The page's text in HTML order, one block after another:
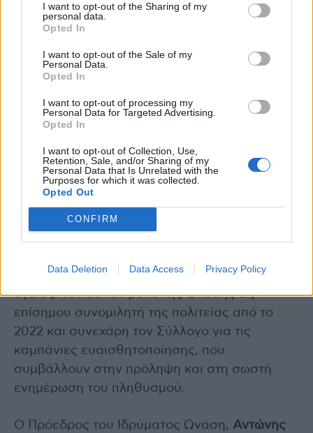
I want to opt-out of the Sharing of my
personal data.
Opted In
I want to opt-out of the Sale of my
Personal Data.
Opted In
I want to opt-out of processing my
Personal Data for Targeted Advertising.
Opted In
I want to opt-out of Collection, Use,
Retention, Sale, and/or Sharing of my
Personal Data that Is Unrelated with the
Purposes for which it was collected.
Opted Out
CONFIRM
Data Deletion Data Access Privacy Policy
αποτελούν ένα εξαιρετικό εργαλείο που μας
επιτρέπει να απαντάμε σε κρίσιμες ερωτήσεις
και να αντιμετωπίζουμε προκλήσεις που θα
προκύψουν στο μέλλον». Ταυτόχρονα
περαιτέρω βελτίωση των δεδομένων,
ευχαριστώντας την ελληνική κοινότητα για τη
Κατά τον χαιρετισμό της η Β’ Αντιπρόεδρος
Ένωσης Ασθενών Ελλάδος,
τόνισε τη σημασία της ενημέρωσης και της
ανάγκη αλλαγής κουλτούρας σε θέματα
υγείας. Τόνισε τον ρόλο της Ένωσης ως
επίσημου συνομιλητή της πολιτείας από το
2022 και συνεχάρη τον Σύλλογο για τις
καμπάνιες ευαισθητοποίησης, που
συμβάλλουν στην πρόληψη και στη σωστή
ενημέρωση του πληθυσμού.
Ο Πρόεδρος του Ιδρύματος Ωνάση, Αντώνης